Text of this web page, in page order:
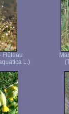
Flûteau
L.)